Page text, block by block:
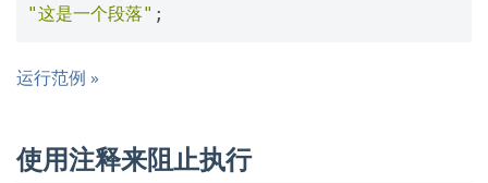
"这是一个段落" ;
运行范例 »
使用注释来阻止执行